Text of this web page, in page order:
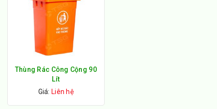
Thùng Rác Công Cộng 90
Lít
Giá: Liên hệ